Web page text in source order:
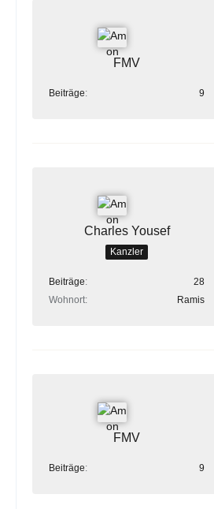
FMV
Beiträge 9
Charles Yousef
Kanzler
Beiträge
28
Wohnort
Ramis
FMV
Beiträge 9